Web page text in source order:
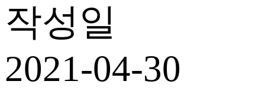
작성일
2021-04-30